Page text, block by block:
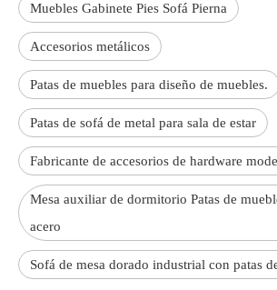
Muebles Gabinete Pies Sofá Pierna
Accesorios metálicos
Patas de muebles para diseño de muebles.
Patas de sofá de metal para sala de estar
Fabricante de accesorios de hardware
Mesa auxiliar de dormitorio Patas de
acero
Sofá de mesa dorado industrial con patas